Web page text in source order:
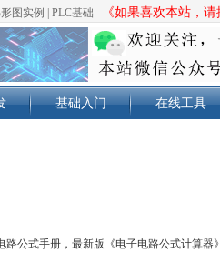
图实例 PLC基础 《如果喜欢本站，
基础入门 在线工具
路公式手册，最新版《电子电路公式计算器